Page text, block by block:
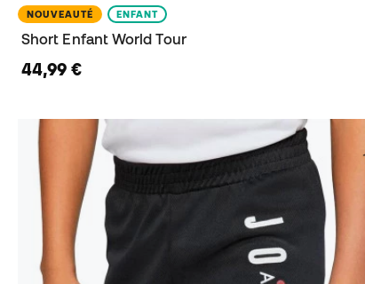
NOUVEAUTÉ ENFANT
Short Enfant World Tour
44,99 €